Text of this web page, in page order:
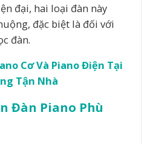
đại, hai loại đàn này
đặc biệt là đối với
đàn.
Cơ Và Piano Điện Tại
Tận Nhà
Đàn Piano Phù